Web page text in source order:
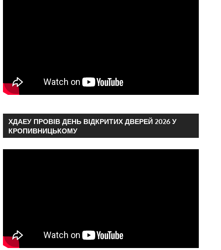
ХДАЕУ ПРОВІВ ДЕНЬ ВІДКРИТИХ ДВЕРЕЙ 2026 У
КРОПИВНИЦЬКОМУ